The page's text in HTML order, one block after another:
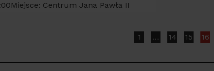
Centrum Jana Pawła II
1 … 14 15 16